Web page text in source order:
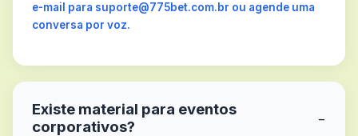
e-mail para suporte@775bet.com.br ou agende uma
conversa por voz.
Existe material para eventos
corporativos?
−